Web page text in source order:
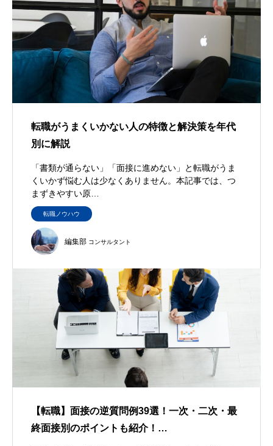
転職がうまくいかない人の特徴と解決策を年代
別に解説
「書類が通らない」「面接に進めない」と転職がうま
くいかず悩む人は少なくありません。本記事では、つ
まずきやすい原…
転職ノウハウ
編集部 コンサルタント
【転職】面接の逆質問例39選！一次・二次・最
終面接別のポイントも紹介！…